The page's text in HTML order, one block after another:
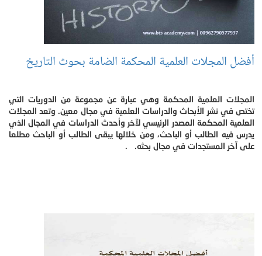
أفضل المجلات العلمية المحكمة الضامة بحوث التاريخ​
المجلات العلمية المحكمة وهي عبارة عن مجموعة من الدوريات التي
تختص في نشر الأبحاث والدراسات العلمية في مجال معين. وتعد المجلات
العلمية المحكمة المصدر الرئيسي لآخر وأحدث الدراسات في المجال الذي
يدرس فيه الطالب أو الباحث، ومن خلالها يبقى الطالب أو الباحث مطلعا
على آخر المستجدات في مجال بحثه. .